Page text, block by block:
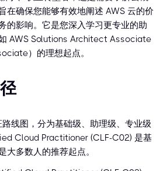
在确保您能够有效地阐述 AWS 云的价
的影响。它是您深入学习更专业的助
AWS Solutions Architect Associate
）的理想起点。
线图，分为基础级、助理级、专业级
Cloud Practitioner (CLF-C02) 是基
大多数人的推荐起点。